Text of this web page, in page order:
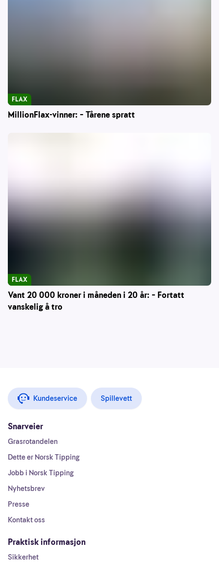
MillionFlax-vinner: – Tårene spratt
FLAX
Vant 20 000 kroner i måneden i 20 år: – Fortatt
vanskelig å tro
FLAX
Kundeservice Spillevett
Snarveier
Grasrotandelen
Dette er Norsk Tipping
Jobb i Norsk Tipping
Nyhetsbrev
Presse
Kontakt oss
Praktisk informasjon
Sikkerhet